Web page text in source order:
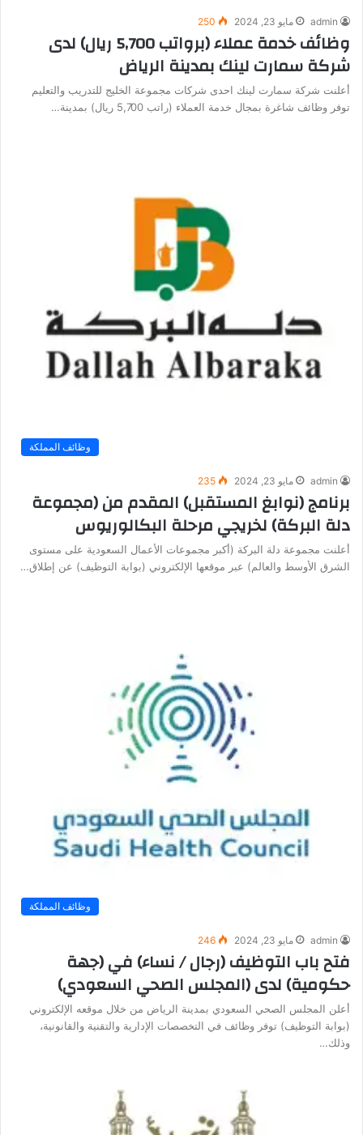
admin مايو 23, 2024 250
وظائف خدمة عملاء (برواتب 5,700 ريال) لدى
شركة سمارت لينك بمدينة الرياض
أعلنت شركة سمارت لينك احدى شركات مجموعة الخليج للتدريب والتعليم
توفر وظائف شاغرة بمجال خدمة العملاء (راتب 5,700 ريال) بمدينة…
وظائف المملكة
admin مايو 23, 2024 235
برنامج (نوابغ المستقبل) المقدم من (مجموعة
دلة البركة) لخريجي مرحلة البكالوريوس
أعلنت مجموعة دلة البركة (أكبر مجموعات الأعمال السعودية على مستوى
الشرق الأوسط والعالم) عبر موقعها الإلكتروني (بوابة التوظيف) عن إطلاق…
وظائف المملكة
admin مايو 23, 2024 246
فتح باب التوظيف (رجال / نساء) في (جهة
حكومية) لدى (المجلس الصحي السعودي)
أعلن المجلس الصحي السعودي بمدينة الرياض من خلال موقعه الإلكتروني
(بوابة التوظيف) توفر وظائف في التخصصات الإدارية والتقنية والقانونية،
وذلك…